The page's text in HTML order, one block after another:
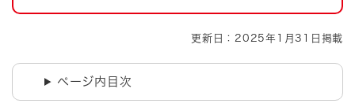
更新日：2025年1月31日掲載
ページ内目次